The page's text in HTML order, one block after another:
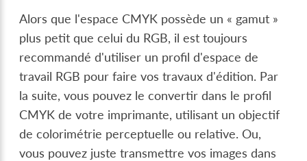
Alors que l'espace CMYK possède un « gamut »
plus petit que celui du RGB, il est toujours
recommandé d'utiliser un profil d'espace de
travail RGB pour faire vos travaux d'édition. Par
la suite, vous pouvez le convertir dans le profil
CMYK de votre imprimante, utilisant un objectif
de colorimétrie perceptuelle ou relative. Ou,
vous pouvez juste transmettre vos images dans